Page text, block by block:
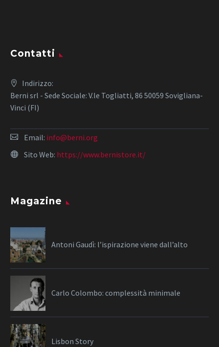
Contatti
Indirizzo:
Berni srl - Sede Sociale: V.le Togliatti, 86 50059 Sovigliana-
Vinci (FI)
Email: info@berni.org
Sito Web: https://www.bernistore.it/
Magazine
Antoni Gaudì: l’ispirazione viene dall’alto
Carlo Colombo: complessità minimale
Lisbon Story